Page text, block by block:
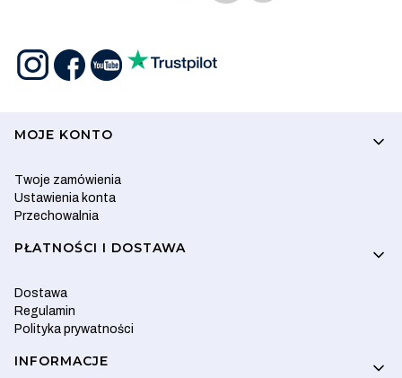
Linki w stopce
MOJE KONTO
Twoje zamówienia
Ustawienia konta
Przechowalnia
PŁATNOŚCI I DOSTAWA
Dostawa
Regulamin
Polityka prywatności
INFORMACJE